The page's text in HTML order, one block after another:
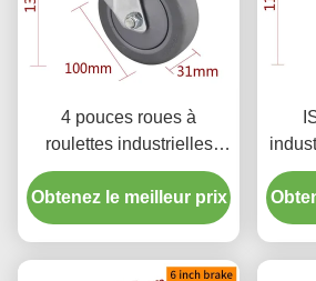
4 pouces roues à
roulettes industrielles
enduit de chrome par
pivotement rigide et
freinage
Obtenez le meilleur prix
de